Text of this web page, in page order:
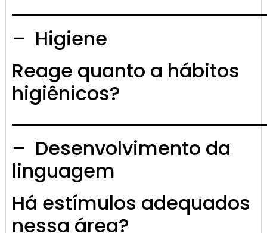
– Higiene
Reage quanto a hábitos
higiênicos?
– Desenvolvimento da
linguagem
Há estímulos adequados
nessa área?